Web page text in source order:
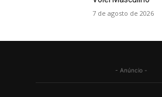
7 de agosto de 2026
- Anúncio -